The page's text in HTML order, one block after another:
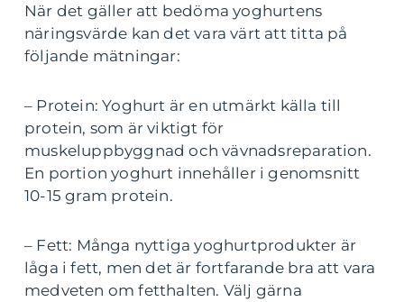
När det gäller att bedöma yoghurtens
näringsvärde kan det vara värt att titta på
följande mätningar:
– Protein: Yoghurt är en utmärkt källa till
protein, som är viktigt för
muskeluppbyggnad och vävnadsreparation.
En portion yoghurt innehåller i genomsnitt
10-15 gram protein.
– Fett: Många nyttiga yoghurtprodukter är
låga i fett, men det är fortfarande bra att vara
medveten om fetthalten. Välj gärna